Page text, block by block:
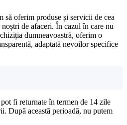
oferim produse și servicii de cea
de afaceri. În cazul în care nu
dumneavoastră, oferim o
adaptată nevoilor specifice
fi returnate în termen de 14 zile
După această perioadă, nu putem